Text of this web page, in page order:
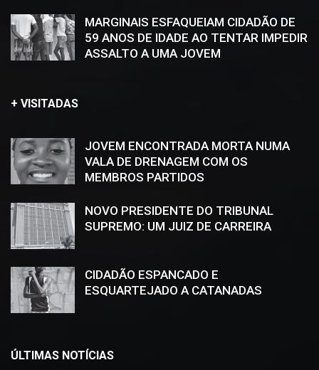
MARGINAIS ESFAQUEIAM CIDADÃO DE
59 ANOS DE IDADE AO TENTAR IMPEDIR
ASSALTO A UMA JOVEM
+ VISITADAS
JOVEM ENCONTRADA MORTA NUMA
VALA DE DRENAGEM COM OS
MEMBROS PARTIDOS
NOVO PRESIDENTE DO TRIBUNAL
SUPREMO: UM JUIZ DE CARREIRA
CIDADÃO ESPANCADO E
ESQUARTEJADO A CATANADAS
ÚLTIMAS NOTÍCIAS